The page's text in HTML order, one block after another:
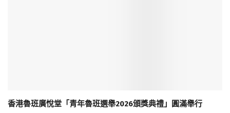
香港魯班廣悅堂「青年魯班選舉2026頒獎典禮」圓滿舉行